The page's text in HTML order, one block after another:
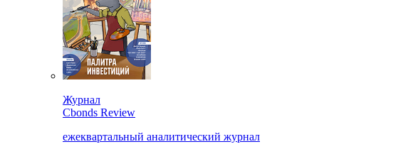
Журнал
Cbonds Review
ежеквартальный аналитический журнал